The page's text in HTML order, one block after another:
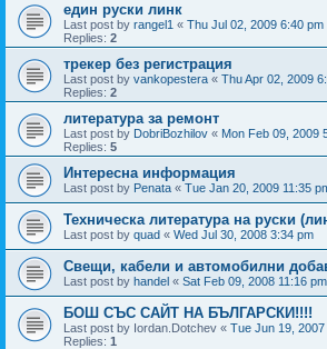
един руски линк
Last post by rangel1 « Thu Jul 02, 2009 6:40 pm
Replies: 2
трекер без регистрация
Last post by vankopestera « Thu Apr 02, 2009
Replies: 2
литература за ремонт
Last post by DobriBozhilov « Mon Feb 09, 2009
Replies: 5
Интересна информация
Last post by Penata « Tue Jan 20, 2009 11:35
Техническа литература на руски
Last post by quad « Wed Jul 30, 2008 3:34 pm
Свещи, кабели и автомобилни
Last post by handel « Sat Feb 09, 2008 11:16 pm
БОШ СЪС САЙТ НА БЪЛГАРСКИ!!!!
Last post by Iordan.Dotchev « Tue Jun 19,
Replies: 1